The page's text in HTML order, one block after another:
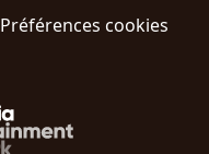
Préférences cookies